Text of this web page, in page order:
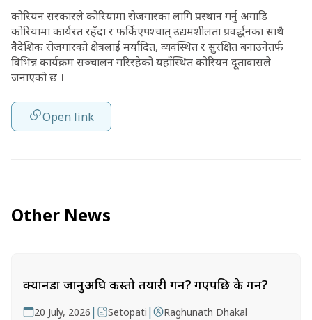
कोरियन सरकारले कोरियामा रोजगारका लागि प्रस्थान गर्नु अगाडि
कोरियामा कार्यरत रहँदा र फर्किएपश्चात् उद्यमशीलता प्रवर्द्धनका साथै
वैदेशिक रोजगारको क्षेत्रलाई मर्यादित, व्यवस्थित र सुरक्षित बनाउनेतर्फ
विभिन्न कार्यक्रम सञ्चालन गरिरहेको यहाँस्थित कोरियन दूतावासले
जनाएको छ ।
Open link
Other News
क्यानडा जानुअघि कस्तो तयारी गर्ने? गएपछि के गर्ने?
20 July, 2026 | Setopati | Raghunath Dhakal